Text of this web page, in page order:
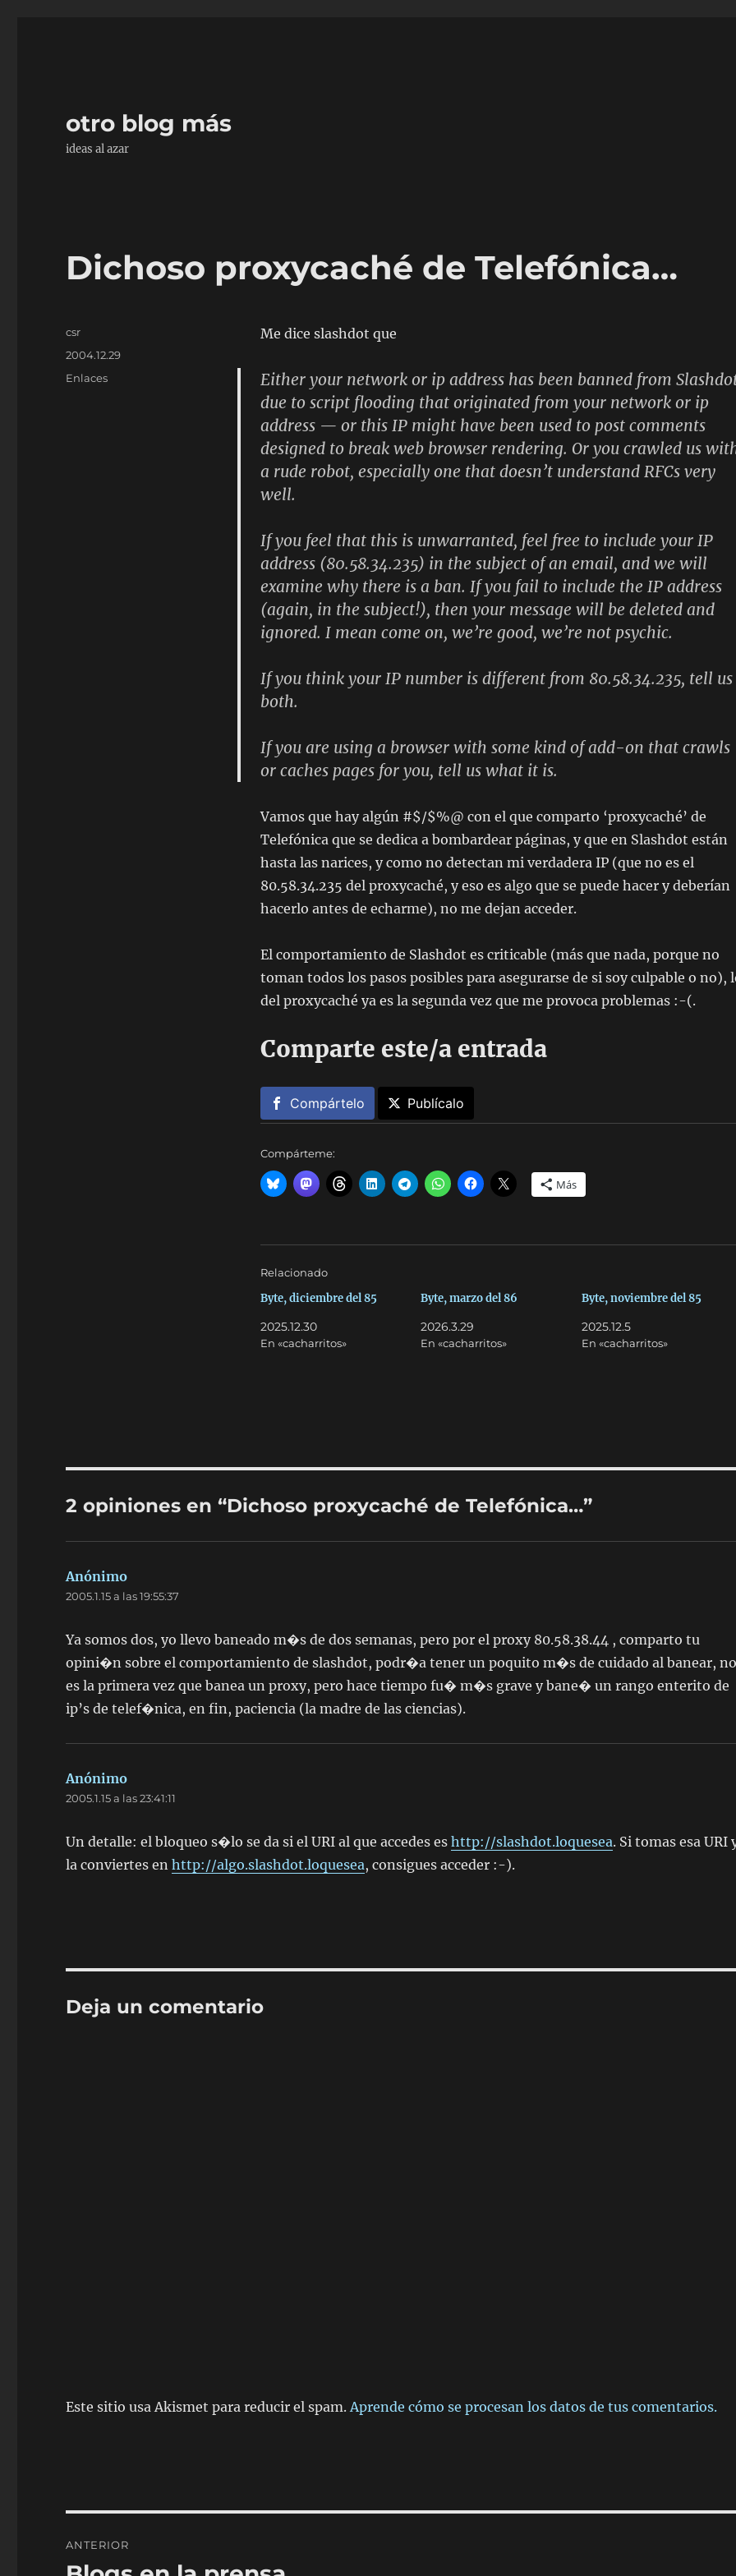
otro blog más
ideas al azar
Dichoso proxycaché de Telefónica…
Me dice slashdot que
Either your network or ip address has been banned from
due to script flooding that originated from your network or ip
address — or this IP might have been used to post comments
designed to break web browser rendering. Or you crawled us
a rude robot, especially one that doesn’t understand RFCs very
well.
If you feel that this is unwarranted, feel free to include your IP
address (80.58.34.235) in the subject of an email, and we will
examine why there is a ban. If you fail to include the IP address
(again, in the subject!), then your message will be deleted and
ignored. I mean come on, we’re good, we’re not psychic.
If you think your IP number is different from 80.58.34.235, tell us
both.
If you are using a browser with some kind of add-on that crawls
or caches pages for you, tell us what it is.
Vamos que hay algún #$/$%@ con el que comparto ‘proxycaché’ de
Telefónica que se dedica a bombardear páginas, y que en Slashdot están
hasta las narices, y como no detectan mi verdadera IP (que no es el
80.58.34.235 del proxycaché, y eso es algo que se puede hacer y deberían
hacerlo antes de echarme), no me dejan acceder.
El comportamiento de Slashdot es criticable (más que nada, porque no
toman todos los pasos posibles para asegurarse de si soy culpable o no),
del proxycaché ya es la segunda vez que me provoca problemas :-(.
Comparte este/a entrada
Compártelo Publícalo
Compárteme:
Más
Relacionado
Byte, diciembre del 85
2025.12.30
En «cacharritos»
Byte, marzo del 86
2026.3.29
En «cacharritos»
Byte, noviembre del 85
2025.12.5
En «cacharritos»
Autor
csr
Publicado
2004.12.29
Categorías
Enlaces
2 opiniones en “Dichoso proxycaché de Telefónica…”
Anónimo
2005.1.15 a las 19:55:37
Ya somos dos, yo llevo baneado m�s de dos semanas, pero por el proxy 80.58.38.44 , comparto tu
opini�n sobre el comportamiento de slashdot, podr�a tener un poquito m�s de cuidado al banear,
es la primera vez que banea un proxy, pero hace tiempo fu� m�s grave y bane� un rango enterito de
ip’s de telef�nica, en fin, paciencia (la madre de las ciencias).
Anónimo
2005.1.15 a las 23:41:11
Un detalle: el bloqueo s�lo se da si el URI al que accedes eshttp://slashdot.loquesea. Si tomas esa URI
la conviertes enhttp://algo.slashdot.loquesea, consigues acceder :-).
Deja un comentario
Este sitio usa Akismet para reducir el spam.Aprende cómo se procesan los datos de tus comentarios.
de
ANTERIOR
Entrada